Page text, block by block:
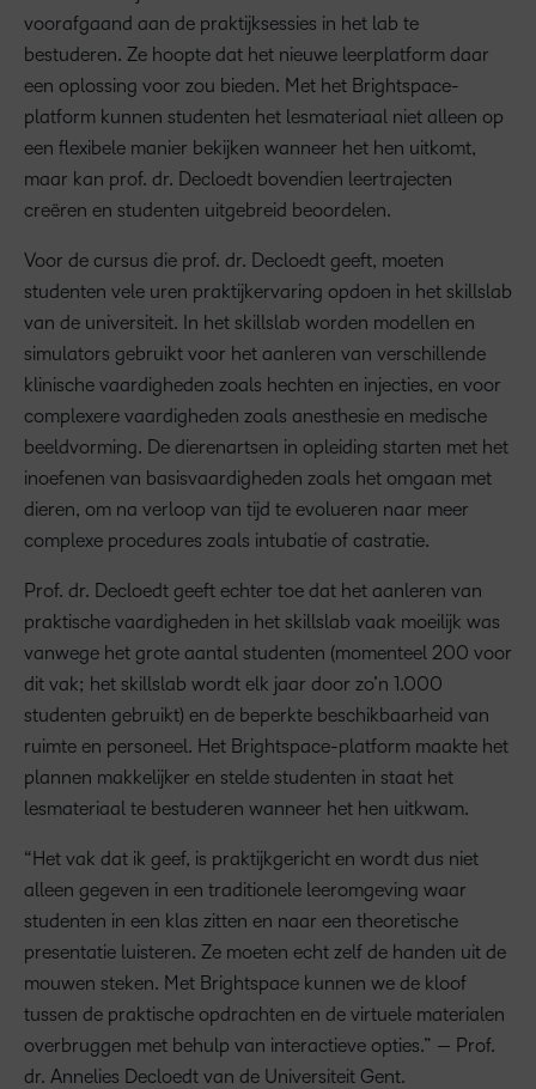
voorafgaand aan de praktijksessies in het lab te
bestuderen. Ze hoopte dat het nieuwe leerplatform daar
een oplossing voor zou bieden. Met het Brightspace-
platform kunnen studenten het lesmateriaal niet alleen op
een flexibele manier bekijken wanneer het hen uitkomt,
maar kan prof. dr. Decloedt bovendien leertrajecten
creëren en studenten uitgebreid beoordelen.
Voor de cursus die prof. dr. Decloedt geeft, moeten
studenten vele uren praktijkervaring opdoen in het skillslab
van de universiteit. In het skillslab worden modellen en
simulators gebruikt voor het aanleren van verschillende
klinische vaardigheden zoals hechten en injecties, en voor
complexere vaardigheden zoals anesthesie en medische
beeldvorming. De dierenartsen in opleiding starten met het
inoefenen van basisvaardigheden zoals het omgaan met
dieren, om na verloop van tijd te evolueren naar meer
complexe procedures zoals intubatie of castratie.
Prof. dr. Decloedt geeft echter toe dat het aanleren van
praktische vaardigheden in het skillslab vaak moeilijk was
vanwege het grote aantal studenten (momenteel 200 voor
dit vak; het skillslab wordt elk jaar door zo’n 1.000
studenten gebruikt) en de beperkte beschikbaarheid van
ruimte en personeel. Het Brightspace-platform maakte het
plannen makkelijker en stelde studenten in staat het
lesmateriaal te bestuderen wanneer het hen uitkwam.
“Het vak dat ik geef, is praktijkgericht en wordt dus niet
alleen gegeven in een traditionele leeromgeving waar
studenten in een klas zitten en naar een theoretische
presentatie luisteren. Ze moeten echt zelf de handen uit de
mouwen steken. Met Brightspace kunnen we de kloof
tussen de praktische opdrachten en de virtuele materialen
overbruggen met behulp van interactieve opties.” — Prof.
dr. Annelies Decloedt van de Universiteit Gent.